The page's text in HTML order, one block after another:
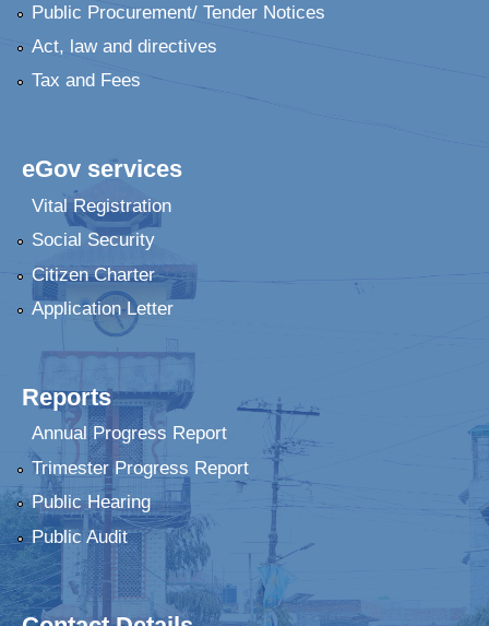
Public Procurement/ Tender Notices
Act, law and directives
Tax and Fees
eGov services
Vital Registration
Social Security
Citizen Charter
Application Letter
Reports
Annual Progress Report
Trimester Progress Report
Public Hearing
Public Audit